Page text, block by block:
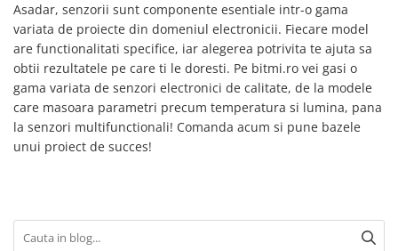
Asadar, senzorii sunt componente esentiale intr-o gama
variata de proiecte din domeniul electronicii. Fiecare model
are functionalitati specifice, iar alegerea potrivita te ajuta sa
obtii rezultatele pe care ti le doresti. Pe bitmi.ro vei gasi o
gama variata de senzori electronici de calitate, de la modele
care masoara parametri precum temperatura si lumina, pana
la senzori multifunctionali! Comanda acum si pune bazele
unui proiect de succes!